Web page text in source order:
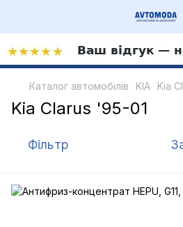
Каталог автомобілів KIA Kia
Kia Clarus '95-01
Фільтр